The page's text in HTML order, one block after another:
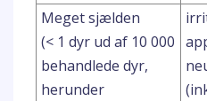
Meget sjælden
(< 1 dyr ud af 10 000
behandlede dyr,
herunder